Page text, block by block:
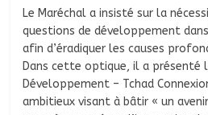
Le Maréchal a insisté sur la
questions de développement
afin d’éradiquer les causes
Dans cette optique, il a présenté
Développement – Tchad
ambitieux visant à bâtir « un